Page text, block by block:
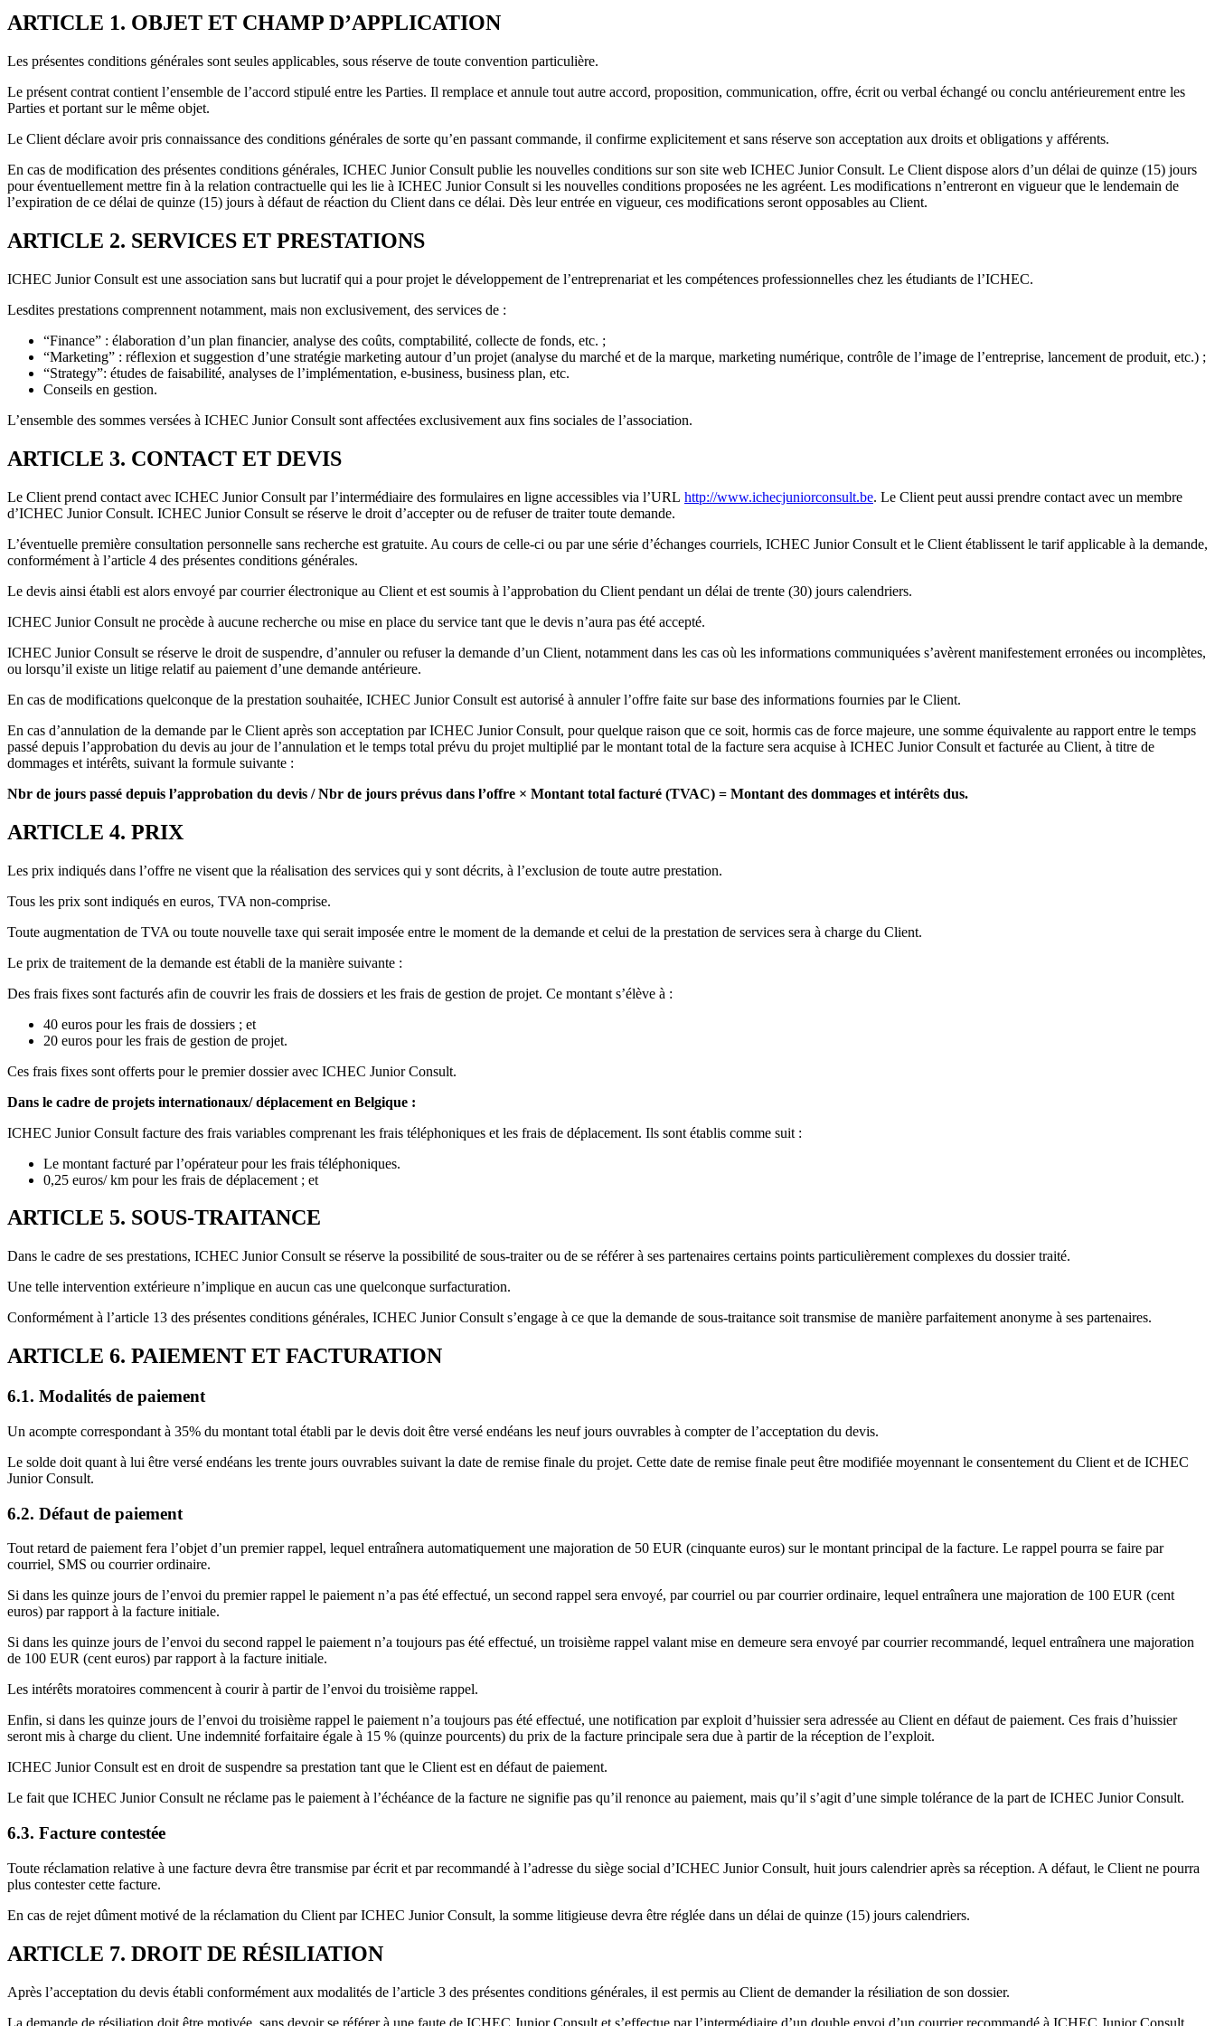
ARTICLE 1. OBJET ET CHAMP D’APPLICATION
Les présentes conditions générales sont seules applicables, sous réserve de toute convention particulière.
Le présent contrat contient l’ensemble de l’accord stipulé entre les Parties. Il remplace et annule tout autre accord, proposition, communication, offre, écrit ou verbal échangé ou conclu antérieurement entre les
Parties et portant sur le même objet.
Le Client déclare avoir pris connaissance des conditions générales de sorte qu’en passant commande, il confirme explicitement et sans réserve son acceptation aux droits et obligations y afférents.
En cas de modification des présentes conditions générales, ICHEC Junior Consult publie les nouvelles conditions sur son site web ICHEC Junior Consult. Le Client dispose alors d’un délai de quinze (15) jours
pour éventuellement mettre fin à la relation contractuelle qui les lie à ICHEC Junior Consult si les nouvelles conditions proposées ne les agréent. Les modifications n’entreront en vigueur que le lendemain de
l’expiration de ce délai de quinze (15) jours à défaut de réaction du Client dans ce délai. Dès leur entrée en vigueur, ces modifications seront opposables au Client.
ARTICLE 2. SERVICES ET PRESTATIONS
ICHEC Junior Consult est une association sans but lucratif qui a pour projet le développement de l’entreprenariat et les compétences professionnelles chez les étudiants de l’ICHEC.
Lesdites prestations comprennent notamment, mais non exclusivement, des services de :
“Finance” : élaboration d’un plan financier, analyse des coûts, comptabilité, collecte de fonds, etc. ;
“Marketing” : réflexion et suggestion d’une stratégie marketing autour d’un projet (analyse du marché et de la marque, marketing numérique, contrôle de l’image de l’entreprise, lancement de produit, etc.) ;
“Strategy”: études de faisabilité, analyses de l’implémentation, e-business, business plan, etc.
Conseils en gestion.
L’ensemble des sommes versées à ICHEC Junior Consult sont affectées exclusivement aux fins sociales de l’association.
ARTICLE 3. CONTACT ET DEVIS
Le Client prend contact avec ICHEC Junior Consult par l’intermédiaire des formulaires en ligne accessibles via l’URL http://www.ichecjuniorconsult.be. Le Client peut aussi prendre contact avec un membre
d’ICHEC Junior Consult. ICHEC Junior Consult se réserve le droit d’accepter ou de refuser de traiter toute demande.
L’éventuelle première consultation personnelle sans recherche est gratuite. Au cours de celle-ci ou par une série d’échanges courriels, ICHEC Junior Consult et le Client établissent le tarif applicable à la demande,
conformément à l’article 4 des présentes conditions générales.
Le devis ainsi établi est alors envoyé par courrier électronique au Client et est soumis à l’approbation du Client pendant un délai de trente (30) jours calendriers.
ICHEC Junior Consult ne procède à aucune recherche ou mise en place du service tant que le devis n’aura pas été accepté.
ICHEC Junior Consult se réserve le droit de suspendre, d’annuler ou refuser la demande d’un Client, notamment dans les cas où les informations communiquées s’avèrent manifestement erronées ou incomplètes,
ou lorsqu’il existe un litige relatif au paiement d’une demande antérieure.
En cas de modifications quelconque de la prestation souhaitée, ICHEC Junior Consult est autorisé à annuler l’offre faite sur base des informations fournies par le Client.
En cas d’annulation de la demande par le Client après son acceptation par ICHEC Junior Consult, pour quelque raison que ce soit, hormis cas de force majeure, une somme équivalente au rapport entre le temps
passé depuis l’approbation du devis au jour de l’annulation et le temps total prévu du projet multiplié par le montant total de la facture sera acquise à ICHEC Junior Consult et facturée au Client, à titre de
dommages et intérêts, suivant la formule suivante :
Nbr de jours passé depuis l’approbation du devis / Nbr de jours prévus dans l’offre × Montant total facturé (TVAC) = Montant des dommages et intérêts dus.
ARTICLE 4. PRIX
Les prix indiqués dans l’offre ne visent que la réalisation des services qui y sont décrits, à l’exclusion de toute autre prestation.
Tous les prix sont indiqués en euros, TVA non-comprise.
Toute augmentation de TVA ou toute nouvelle taxe qui serait imposée entre le moment de la demande et celui de la prestation de services sera à charge du Client.
Le prix de traitement de la demande est établi de la manière suivante :
Des frais fixes sont facturés afin de couvrir les frais de dossiers et les frais de gestion de projet. Ce montant s’élève à :
40 euros pour les frais de dossiers ; et
20 euros pour les frais de gestion de projet.
Ces frais fixes sont offerts pour le premier dossier avec ICHEC Junior Consult.
Dans le cadre de projets internationaux/ déplacement en Belgique :
ICHEC Junior Consult facture des frais variables comprenant les frais téléphoniques et les frais de déplacement. Ils sont établis comme suit :
Le montant facturé par l’opérateur pour les frais téléphoniques.
0,25 euros/ km pour les frais de déplacement ; et
ARTICLE 5. SOUS-TRAITANCE
Dans le cadre de ses prestations, ICHEC Junior Consult se réserve la possibilité de sous-traiter ou de se référer à ses partenaires certains points particulièrement complexes du dossier traité.
Une telle intervention extérieure n’implique en aucun cas une quelconque surfacturation.
Conformément à l’article 13 des présentes conditions générales, ICHEC Junior Consult s’engage à ce que la demande de sous-traitance soit transmise de manière parfaitement anonyme à ses partenaires.
ARTICLE 6. PAIEMENT ET FACTURATION
6.1. Modalités de paiement
Un acompte correspondant à 35% du montant total établi par le devis doit être versé endéans les neuf jours ouvrables à compter de l’acceptation du devis.
Le solde doit quant à lui être versé endéans les trente jours ouvrables suivant la date de remise finale du projet. Cette date de remise finale peut être modifiée moyennant le consentement du Client et de ICHEC
Junior Consult.
6.2. Défaut de paiement
Tout retard de paiement fera l’objet d’un premier rappel, lequel entraînera automatiquement une majoration de 50 EUR (cinquante euros) sur le montant principal de la facture. Le rappel pourra se faire par
courriel, SMS ou courrier ordinaire.
Si dans les quinze jours de l’envoi du premier rappel le paiement n’a pas été effectué, un second rappel sera envoyé, par courriel ou par courrier ordinaire, lequel entraînera une majoration de 100 EUR (cent
euros) par rapport à la facture initiale.
Si dans les quinze jours de l’envoi du second rappel le paiement n’a toujours pas été effectué, un troisième rappel valant mise en demeure sera envoyé par courrier recommandé, lequel entraînera une majoration
de 100 EUR (cent euros) par rapport à la facture initiale.
Les intérêts moratoires commencent à courir à partir de l’envoi du troisième rappel.
Enfin, si dans les quinze jours de l’envoi du troisième rappel le paiement n’a toujours pas été effectué, une notification par exploit d’huissier sera adressée au Client en défaut de paiement. Ces frais d’huissier
seront mis à charge du client. Une indemnité forfaitaire égale à 15 % (quinze pourcents) du prix de la facture principale sera due à partir de la réception de l’exploit.
ICHEC Junior Consult est en droit de suspendre sa prestation tant que le Client est en défaut de paiement.
Le fait que ICHEC Junior Consult ne réclame pas le paiement à l’échéance de la facture ne signifie pas qu’il renonce au paiement, mais qu’il s’agit d’une simple tolérance de la part de ICHEC Junior Consult.
6.3. Facture contestée
Toute réclamation relative à une facture devra être transmise par écrit et par recommandé à l’adresse du siège social d’ICHEC Junior Consult, huit jours calendrier après sa réception. A défaut, le Client ne pourra
plus contester cette facture.
En cas de rejet dûment motivé de la réclamation du Client par ICHEC Junior Consult, la somme litigieuse devra être réglée dans un délai de quinze (15) jours calendriers.
ARTICLE 7. DROIT DE RÉSILIATION
Après l’acceptation du devis établi conformément aux modalités de l’article 3 des présentes conditions générales, il est permis au Client de demander la résiliation de son dossier.
La demande de résiliation doit être motivée, sans devoir se référer à une faute de ICHEC Junior Consult et s’effectue par l’intermédiaire d’un double envoi d’un courrier recommandé à ICHEC Junior Consult